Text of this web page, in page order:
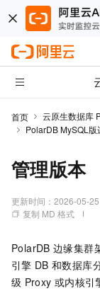
首页 云原生数据库
PolarDB MySQL版
管理版本
更新时间： 2026-05-
复制 MD 格式
PolarDB 边缘集群
引擎 DB 和数据库
级 Proxy 或内核引